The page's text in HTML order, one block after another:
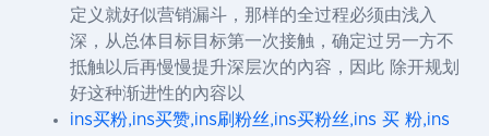
定义就好似营销漏斗，那样的全过程必须由浅入
深，从总体目标目标第一次接触，确定过另一方不
抵触以后再慢慢提升深层次的內容，因此 除开规划
好这种渐进性的內容以
ins买粉,ins买赞,ins刷粉丝,ins买粉丝,ins 买 粉,ins